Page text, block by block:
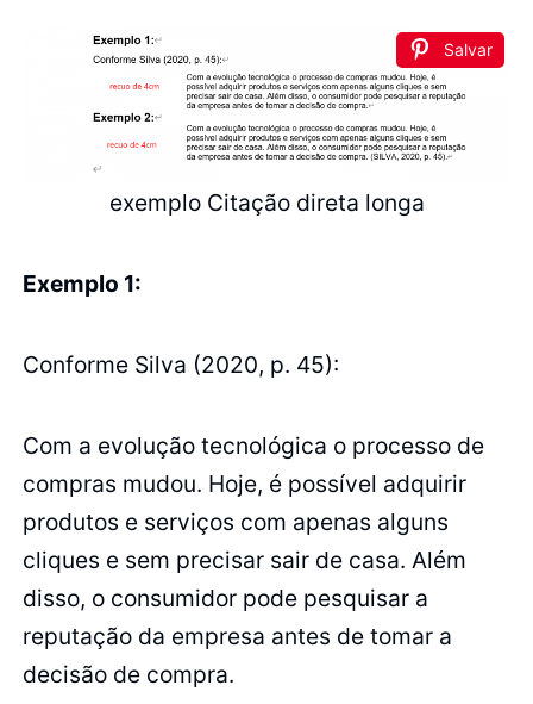
Salvar
exemplo Citação direta longa
Exemplo 1:
Conforme Silva (2020, p. 45):
Com a evolução tecnológica o processo de
compras mudou. Hoje, é possível adquirir
produtos e serviços com apenas alguns
cliques e sem precisar sair de casa. Além
disso, o consumidor pode pesquisar a
reputação da empresa antes de tomar a
decisão de compra.